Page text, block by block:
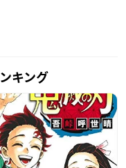
キング